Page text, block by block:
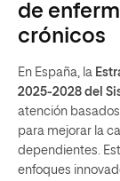
de
crónicos
En España, la
2025-2028 del
atención
para mejorar la
dependientes.
enfoques